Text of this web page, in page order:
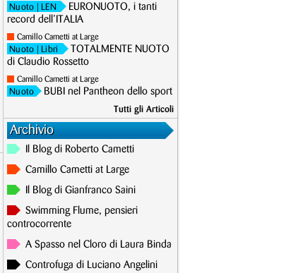
Nuoto | LEN
EURONUOTO, i tanti
record dell’ITALIA
Camillo Cametti at Large
Nuoto | Libri
TOTALMENTE NUOTO
di Claudio Rossetto
Camillo Cametti at Large
Nuoto BUBI nel Pantheon dello sport
Tutti gli Articoli
Archivio
Il Blog di Roberto Cametti
Camillo Cametti at Large
Il Blog di Gianfranco Saini
Swimming Flume, pensieri
controcorrente
A Spasso nel Cloro di Laura Binda
Controfuga di Luciano Angelini